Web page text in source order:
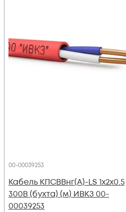
00-00039253
Кабель КПСВВнг(А)-LS 1х2х0.5
300В (бухта) (м) ИВКЗ 00-
00039253